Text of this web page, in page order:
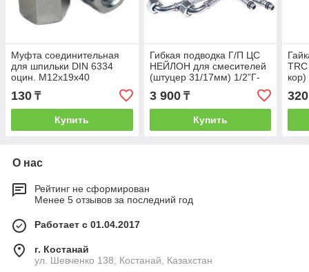
Муфта соединительная
для шпильки DIN 6334
оцин. М12х19х40
130 ₸
Купить
Гибкая подводка Г/П ЦС
НЕЙЛОН для смесителей
(штуцер 31/17мм) 1/2”Г-
угол хМ10 L-100 см
(ПАКЕТ),пара
3 900₸
Купить
кор)
320
О нас
Рейтинг не сформирован
Менее 5 отзывов за последний год
Работает с 01.04.2017
г. Костанай
ул. Шевченко 138, Костанай, Казахстан